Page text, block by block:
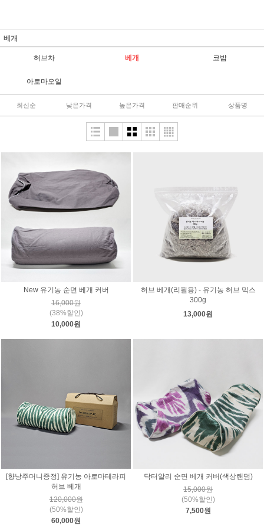
베개
허브차 베개 코밤
아로마오일
최신순 낮은가격 높은가격 판매순위 상품명
New 유기농 순면 베개 커버
16,000원
(38%할인)
10,000원
허브 베개(리필용) - 유기농 허브 믹스
300g
13,000원
[향낭주머니증정] 유기농 아로마테라피
허브 베개
120,000원
(50%할인)
60,000원
닥터알리 순면 베개 커버(색상랜덤)
15,000원
(50%할인)
7,500원